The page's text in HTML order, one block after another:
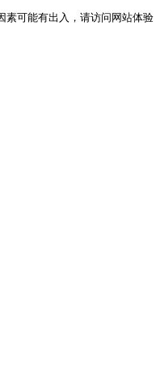
可能有出入，请访问网站体验